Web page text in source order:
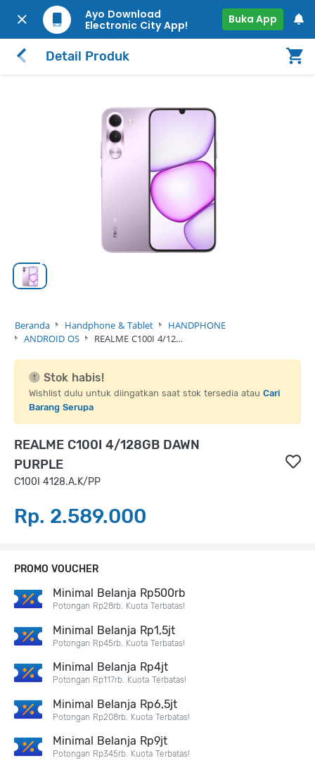
Ayo Download
Electronic City App!
Buka App
Detail Produk
Beranda Handphone & Tablet
HANDPHONE
ANDROID OS
REALME C100I 4/12…
Stok habis!
Wishlist dulu untuk diingatkan saat stok tersedia atau Cari
Barang Serupa
REALME C100I 4/128GB DAWN
PURPLE
C100I 4128.A.K/PP
Rp. 2.589.000
PROMO VOUCHER
Minimal Belanja Rp500rb
Potongan Rp28rb. Kuota Terbatas!
Minimal Belanja Rp1,5jt
Potongan Rp45rb. Kuota Terbatas!
Minimal Belanja Rp4jt
Potongan Rp117rb. Kuota Terbatas!
Minimal Belanja Rp6,5jt
Potongan Rp208rb. Kuota Terbatas!
Minimal Belanja Rp9jt
Potongan Rp345rb. Kuota Terbatas!